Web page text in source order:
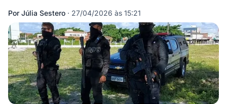
Por Júlia Sestero · 27/04/2026 às 15:21